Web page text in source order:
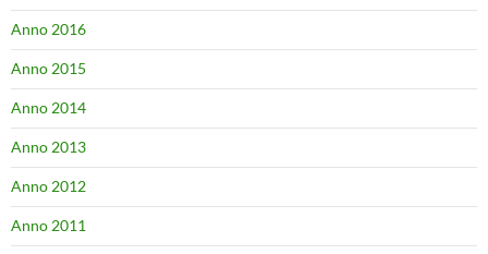
Anno 2016
Anno 2015
Anno 2014
Anno 2013
Anno 2012
Anno 2011